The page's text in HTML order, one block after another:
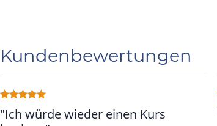
Kundenbewertungen
"Ich würde wieder einen Kurs